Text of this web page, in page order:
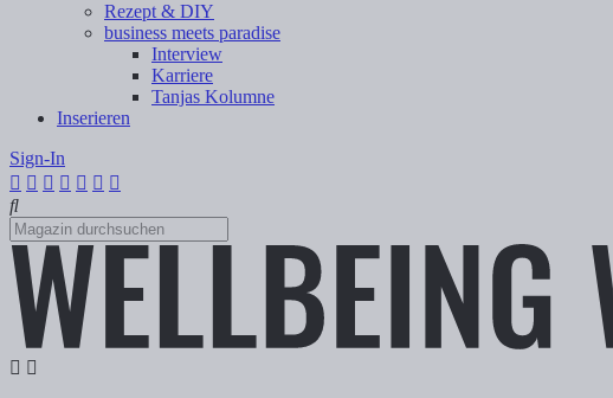
Rezept & DIY
business meets paradise
Interview
Karriere
Tanjas Kolumne
Inserieren
Sign-In